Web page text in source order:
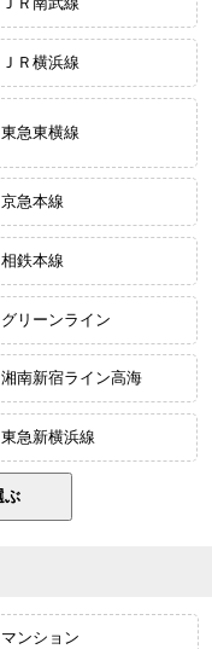
ＪＲ横浜線
東急東横線
京急本線
相鉄本線
グリーンライン
湘南新宿ライン高海
東急新横浜線
マンション